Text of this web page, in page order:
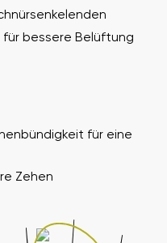
bessere Belüftung
für eine
Zehen